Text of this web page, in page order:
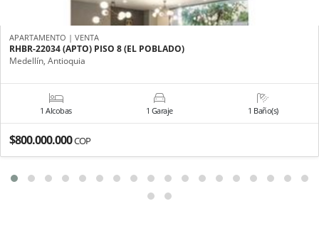
APARTAMENTO | VENTA
RHBR-22034 (APTO) PISO 8 (EL POBLADO)
Medellín, Antioquia
1 Alcobas 1 Garaje 1 Baño(s)
$800.000.000COP